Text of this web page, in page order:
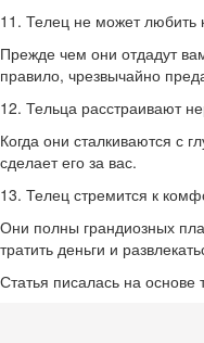
11. Телец не может любить
Прежде чем они отдадут
правило, чрезвычайно
12. Тельца расстраивают
Когда они сталкиваются с
сделает его за вас.
13. Телец стремится к
Они полны грандиозных
тратить деньги и
Статья писалась на